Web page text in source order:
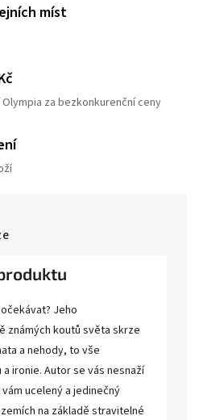
míst
za bezkonkurenční ceny
Jeho
známých koutů světa skrze
a nehody, to vše
ironie. Autor se vás nesnaží
ucelený a jedinečný
na základě stravitelné